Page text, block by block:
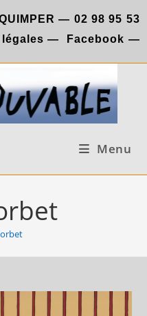
— 02 98 95 53
— Facebook —
Menu